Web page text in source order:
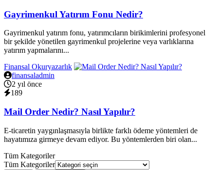
Gayrimenkul Yatırım Fonu Nedir?
Gayrimenkul yatırım fonu, yatırımcıların birikimlerini profesyonel
bir şekilde yönetilen gayrimenkul projelerine veya varlıklarına
yatırım yapmalarını...
Finansal Okuryazarlık
finansaladmin
2 yıl önce
189
Mail Order Nedir? Nasıl Yapılır?
E-ticaretin yaygınlaşmasıyla birlikte farklı ödeme yöntemleri de
hayatımıza girmeye devam ediyor. Bu yöntemlerden biri olan...
Tüm Kategoriler
Tüm Kategoriler